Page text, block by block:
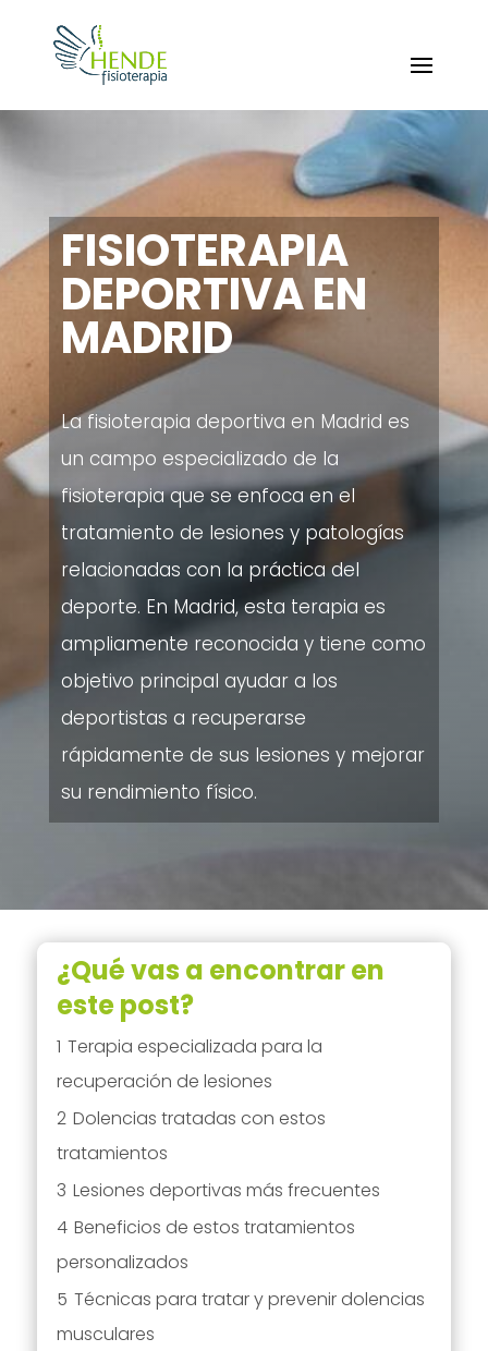
FISIOTERAPIA
DEPORTIVA EN
MADRID
La fisioterapia deportiva en Madrid es
un campo especializado de la
fisioterapia que se enfoca en el
tratamiento de lesiones y patologías
relacionadas con la práctica del
deporte. En Madrid, esta terapia es
ampliamente reconocida y tiene como
objetivo principal ayudar a los
deportistas a recuperarse
rápidamente de sus lesiones y mejorar
su rendimiento físico.
¿Qué vas a encontrar en
este post?
1 Terapia especializada para la
recuperación de lesiones
2 Dolencias tratadas con estos
tratamientos
3 Lesiones deportivas más frecuentes
4 Beneficios de estos tratamientos
personalizados
5 Técnicas para tratar y prevenir dolencias
musculares